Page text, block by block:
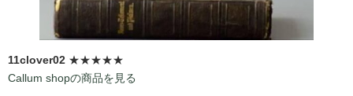
11clover02 ★★★★★
Callum shopの商品を見る